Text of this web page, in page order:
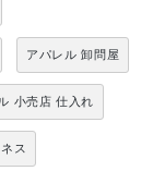
アパレル 卸問屋
小売店 仕入れ
ス